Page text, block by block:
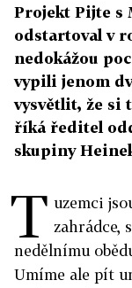
Projekt Pijte s
odstartoval v
nedokážou
vypili jenom
vysvětlit, že si
říká ředitel
skupiny
T uzemci
zahrádce,
nedělnímu
Umíme ale pít